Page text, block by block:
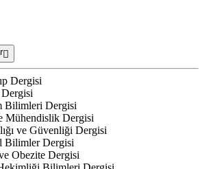
Dergisi
Bilimleri Dergisi
Mühendislik Dergisi
ve Güvenliği Dergisi
Bilimler Dergisi
Obezite Dergisi